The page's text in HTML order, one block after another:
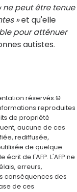
ne peut être tenue
»et qu'elle
pour atténuer
autistes.
réservés.©
reproduites
de propriété
aucune de ces
rediffusée,
de quelque
de l'AFP. L'AFP ne
erreurs,
conséquences des
de ces